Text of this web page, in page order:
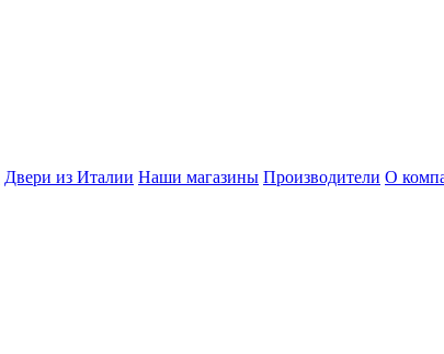
Двери из Италии Наши магазины Производители О